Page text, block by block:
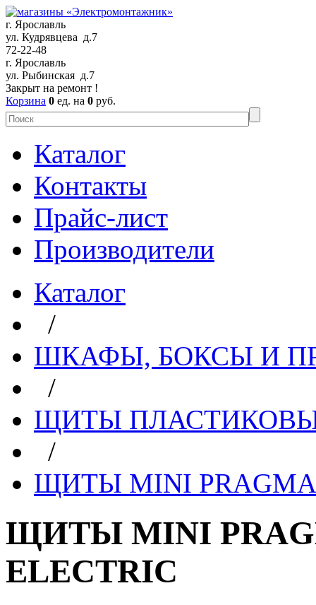
г. Ярославль
ул. Кудрявцева д.7
72-22-48
г. Ярославль
ул. Рыбинская д.7
Закрыт на ремонт !
Корзина 0 ед. на 0 руб.
Каталог
Контакты
Прайс-лист
Производители
Каталог
/
ШКАФЫ, БОКСЫ И
/
ЩИТЫ
/
ЩИТЫ MINI PRAGMA
ЩИТЫ MINI
ELECTRIC